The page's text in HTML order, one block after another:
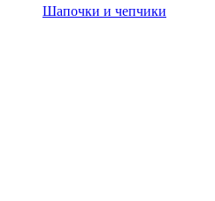
Шапочки и чепчики